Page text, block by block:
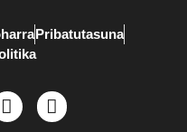
Pribatutasuna